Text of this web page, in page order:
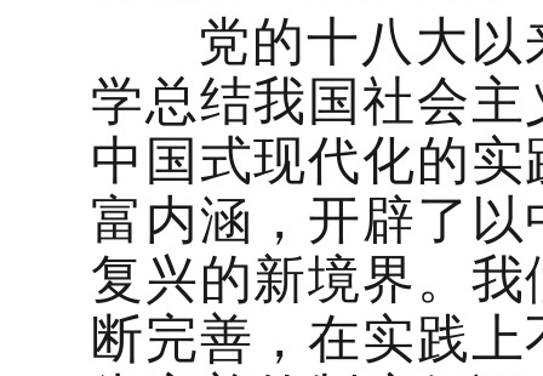
党的十八大以
学总结我国社会
中国式现代化的
富内涵，开辟了
复兴的新境界。
断完善，在实践